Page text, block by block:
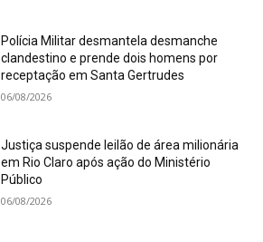
Polícia Militar desmantela desmanche
clandestino e prende dois homens por
receptação em Santa Gertrudes
06/08/2026
Justiça suspende leilão de área milionária
em Rio Claro após ação do Ministério
Público
06/08/2026